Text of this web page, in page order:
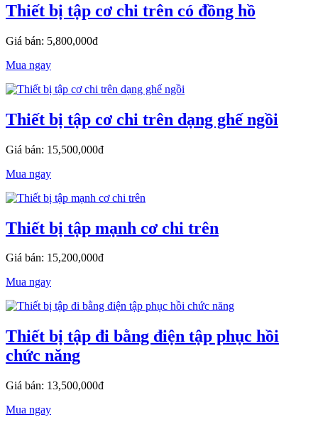
Thiết bị tập cơ chi trên có đồng hồ
Giá bán: 5,800,000đ
Mua ngay
Thiết bị tập cơ chi trên dạng ghế ngồi
Giá bán: 15,500,000đ
Mua ngay
Thiết bị tập mạnh cơ chi trên
Giá bán: 15,200,000đ
Mua ngay
Thiết bị tập đi bằng điện tập phục hồi
chức năng
Giá bán: 13,500,000đ
Mua ngay